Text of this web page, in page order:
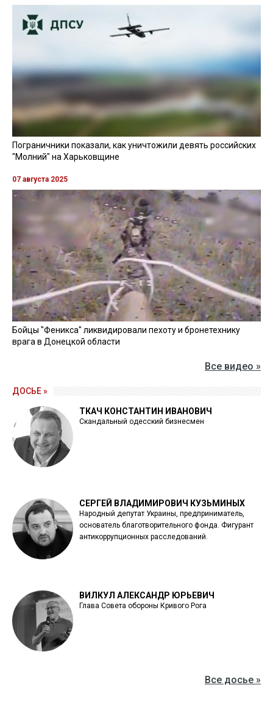
Пограничники показали, как уничтожили девять российских
"Молний" на Харьковщине
07 августа 2025
Бойцы "Феникса" ликвидировали пехоту и бронетехнику
врага в Донецкой области
Все видео »
ДОСЬЕ »
ТКАЧ КОНСТАНТИН ИВАНОВИЧ
Скандальный одесский бизнесмен
СЕРГЕЙ ВЛАДИМИРОВИЧ КУЗЬМИНЫХ
Народный депутат Украины, предприниматель,
основатель благотворительного фонда. Фигурант
антикоррупционных расследований.
ВИЛКУЛ АЛЕКСАНДР ЮРЬЕВИЧ
Глава Совета обороны Кривого Рога
Все досье »